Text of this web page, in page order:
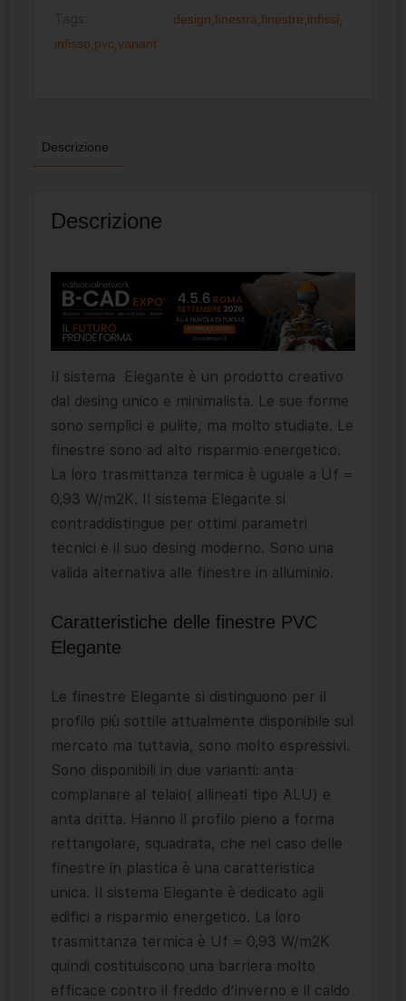
design ,finestra ,finestre infissi
infisso pvc variant
Descrizione
Descrizione
Il sistema
Elegante è un prodotto creativo
dal desing unico e minimalista. Le sue forme
sono semplici e pulite, ma molto studiate. Le
finestre sono ad alto risparmio energetico.
La loro trasmittanza termica è uguale a Uf =
0,93 W/m2K. Il sistema Elegante si
contraddistingue per ottimi parametri
tecnici e il suo desing moderno. Sono una
valida alternativa alle finestre in alluminio.
Caratteristiche delle finestre PVC
Elegante
Le finestre Elegante si distinguono per il
profilo più sottile attualmente disponibile sul
mercato ma tuttavia, sono molto espressivi.
Sono disponibili in due varianti: anta
complanare al telaio( allineati tipo ALU) e
anta dritta. Hanno il profilo pieno a forma
rettangolare, squadrata, che nel caso delle
finestre in plastica è una caratteristica
unica. Il sistema Elegante è dedicato agli
edifici a risparmio energetico. La loro
trasmittanza termica è Uf = 0,93 W/m2K
quindi costituiscono una barriera molto
efficace contro il freddo d’inverno e il caldo